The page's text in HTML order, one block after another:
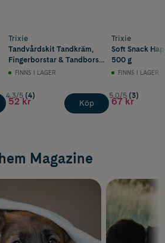
Trixie
Tandvårdskit Tandkräm,
Fingerborstar & Tandborste
1 setFINNS I LAGER
4.3/5 (4)
52 kr Köp
Trixie
Soft Snack
500 g
FINNS I LAGER
5.0/5 (3)
67 kr
Magazine